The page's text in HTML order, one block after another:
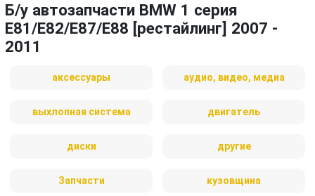
Б/у автозапчасти BMW 1 серия
E81/E82/E87/E88 [рестайлинг] 2007 -
2011
аксессуары аудио, видео, медиа
выхлопная система двигатель
диски другие
Запчасти кузовщина